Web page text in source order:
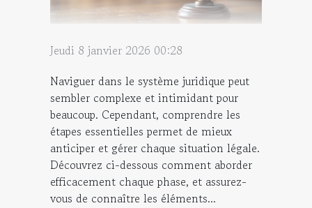
Jeudi 8 janvier 2026 00:28
Naviguer dans le système juridique peut
sembler complexe et intimidant pour
beaucoup. Cependant, comprendre les
étapes essentielles permet de mieux
anticiper et gérer chaque situation légale.
Découvrez ci-dessous comment aborder
efficacement chaque phase, et assurez-
vous de connaître les éléments...